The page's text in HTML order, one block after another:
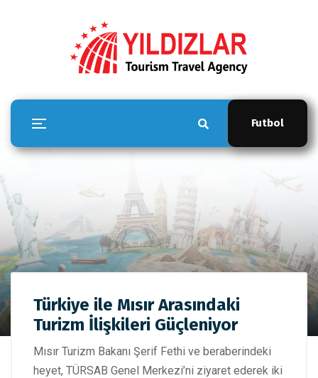
Futbol
Anasayfa YILDIZLAR TOUR
Türkiye ile Mısır
Arasındaki Turizm İlişkileri Güçleniyor
Türkiye ile Mısır Arasındaki
Turizm İlişkileri Güçleniyor
Mısır Turizm Bakanı Şerif Fethi ve beraberindeki
heyet, TÜRSAB Genel Merkezi’ni ziyaret ederek iki